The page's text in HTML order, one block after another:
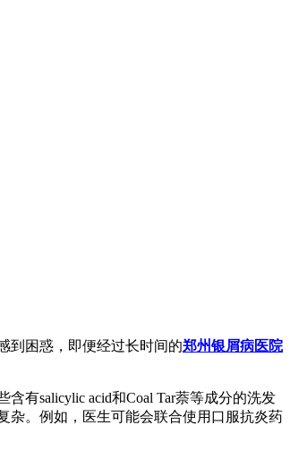
到困惑，即便经过长时间的郑州银屑病医院
有salicylic acid和Coal Tar萘等成分的洗发
杂。例如，医生可能会联合使用口服抗炎药